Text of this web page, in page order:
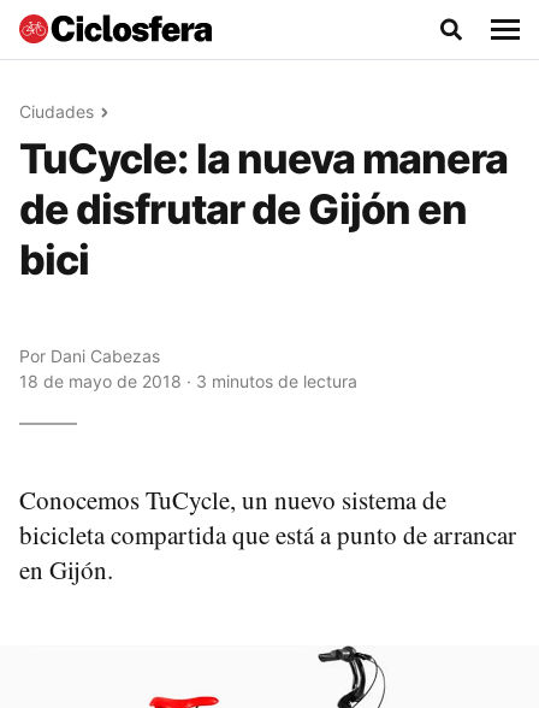
Ciudades
TuCycle: la nueva manera
de disfrutar de Gijón en
bici
Por Dani Cabezas
18 de mayo de 2018 · 3 minutos de lectura
Conocemos TuCycle, un nuevo sistema de
bicicleta compartida que está a punto de arrancar
en Gijón.